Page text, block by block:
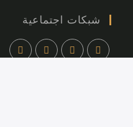
شبكات اجتماعية